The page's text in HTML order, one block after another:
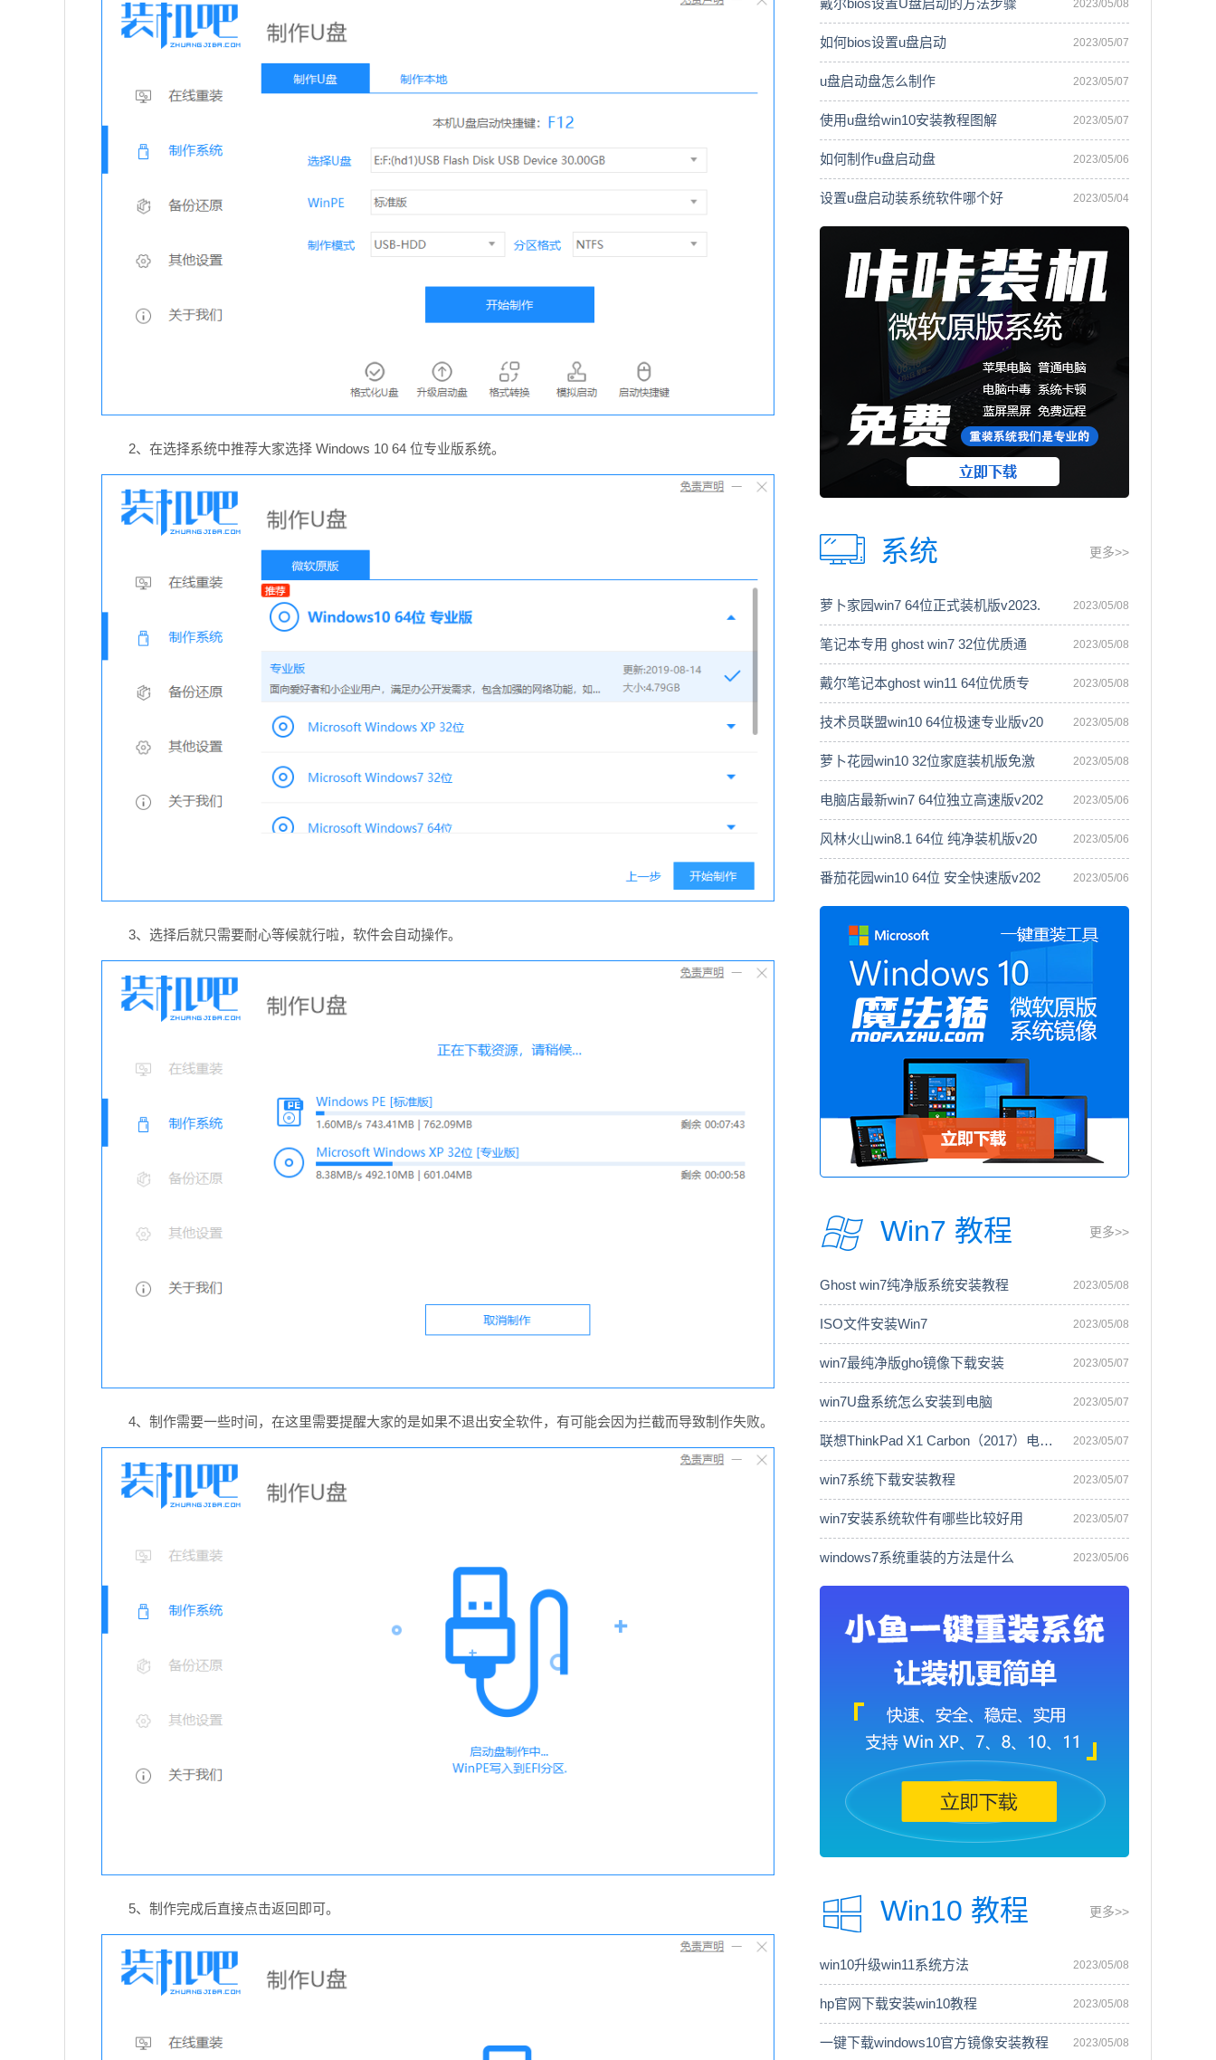
2、在选择系统中推荐大家选择 Windows 10 64 位专业版系统。
3、选择后就只需要耐心等候就行啦，软件会自动操作。
4、制作需要一些时间，在这里需要提醒大家的是如果不退出安全软件，有可能会因为拦截而导致制作失败。
5、制作完成后直接点击返回即可。
戴尔bios设置U盘启动的方法步骤 2023/05/08
如何bios设置u盘启动 2023/05/07
u盘启动盘怎么制作 2023/05/07
使用u盘给win10安装教程图解 2023/05/07
如何制作u盘启动盘 2023/05/06
设置u盘启动装系统软件哪个好 2023/05/04
系统 更多>>
萝卜家园win7 64位正式装机版v2023. 2023/05/08
笔记本专用 ghost win7 32位优质通 2023/05/08
戴尔笔记本ghost win11 64位优质专 2023/05/08
技术员联盟win10 64位极速专业版v20 2023/05/08
萝卜花园win10 32位家庭装机版免激 2023/05/08
电脑店最新win7 64位独立高速版v202 2023/05/06
风林火山win8.1 64位 纯净装机版v20 2023/05/06
番茄花园win10 64位 安全快速版v202 2023/05/06
Win7 教程 更多>>
Ghost win7纯净版系统安装教程 2023/05/08
ISO文件安装Win7 2023/05/08
win7最纯净版gho镜像下载安装 2023/05/07
win7U盘系统怎么安装到电脑 2023/05/07
联想ThinkPad X1 Carbon（2017）电脑安 2023/05/07
win7系统下载安装教程 2023/05/07
win7安装系统软件有哪些比较好用 2023/05/07
windows7系统重装的方法是什么 2023/05/06
Win10 教程 更多>>
win10升级win11系统方法 2023/05/08
hp官网下载安装win10教程 2023/05/08
一键下载windows10官方镜像安装教程 2023/05/08